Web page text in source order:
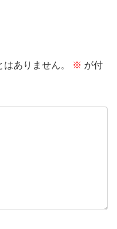
ありません。 ※ が付